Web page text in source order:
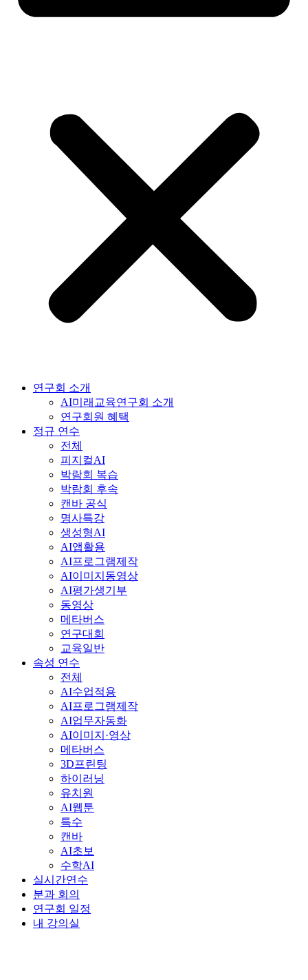
연구회 소개
AI미래교육연구회 소개
연구회원 혜택
정규 연수
전체
피지컬AI
박람회 복습
박람회 후속
캔바 공식
명사특강
생성형AI
AI앱활용
AI프로그램제작
AI이미지동영상
AI평가생기부
동영상
메타버스
연구대회
교육일반
속성 연수
전체
AI수업적용
AI프로그램제작
AI업무자동화
AI이미지·영상
메타버스
3D프린팅
하이러닝
유치원
AI웹툰
특수
캔바
AI초보
수학AI
실시간연수
분과 회의
연구회 일정
내 강의실